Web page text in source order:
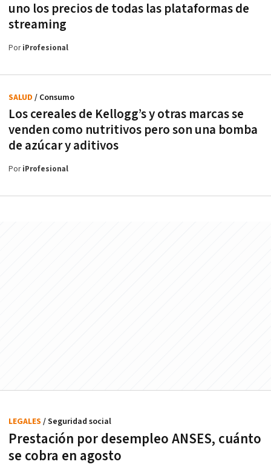
uno los precios de todas las plataformas de
streaming
PoriProfesional
Los cereales de Kellogg’s y otras marcas se
venden como nutritivos pero son una bomba
de azúcar y aditivos
SALUD / Consumo
PoriProfesional
Prestación por desempleo ANSES, cuánto
se cobra en agosto
LEGALES / Seguridad social